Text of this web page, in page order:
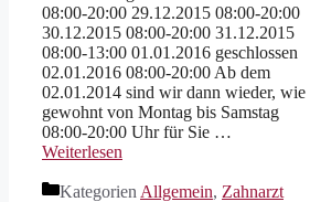
08:00-20:00 29.12.2015 08:00-20:00
30.12.2015 08:00-20:00 31.12.2015
08:00-13:00 01.01.2016 geschlossen
02.01.2016 08:00-20:00 Ab dem
02.01.2014 sind wir dann wieder, wie
gewohnt von Montag bis Samstag
08:00-20:00 Uhr für Sie …
Weiterlesen
Kategorien Allgemein, Zahnarzt